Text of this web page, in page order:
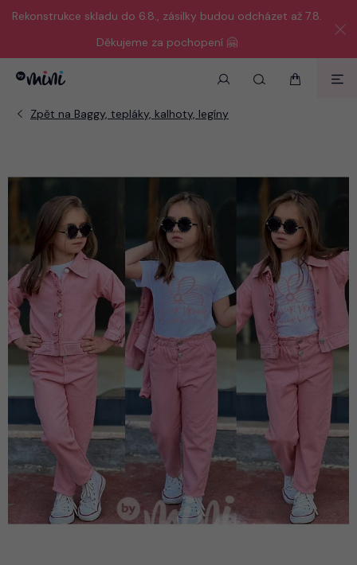
Rekonstrukce skladu do 6.8., zásilky budou odcházet až 7.8.
Děkujeme za pochopení 🤗